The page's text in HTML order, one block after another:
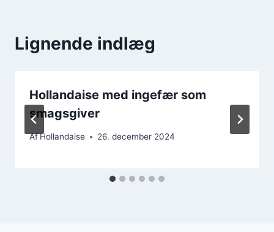
Lignende indlæg
Hollandaise med ingefær som
smagsgiver
AfHollandaise 26. december 2024